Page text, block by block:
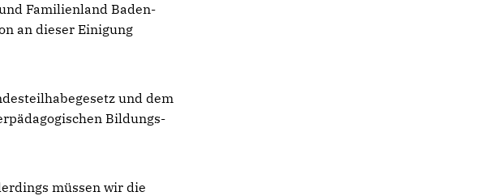
Familienland Baden-
an dieser Einigung
und dem
Bildungs-
müssen wir die